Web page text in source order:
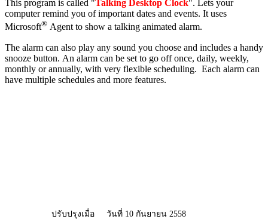
This program is called "Talking Desktop Clock". Lets your
computer remind you of important dates and events. It uses
Microsoft® Agent to show a talking animated alarm.
The alarm can also play any sound you choose and includes a handy
snooze button. An alarm can be set to go off once, daily, weekly,
monthly or annually, with very flexible scheduling. Each alarm can
have multiple schedules and more features.
ปรับปรุงเมื่อ วันที่ 10 กันยายน 2558